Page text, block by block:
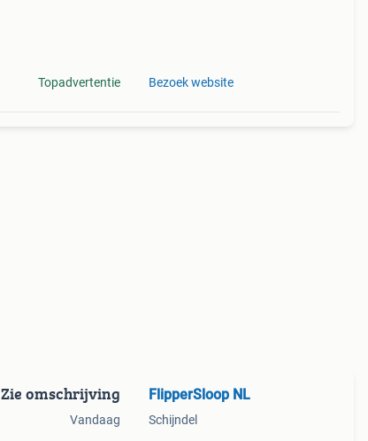
Topadvertentie Bezoek website
Zie omschrijving
Vandaag
FlipperSloop NL
Schijndel